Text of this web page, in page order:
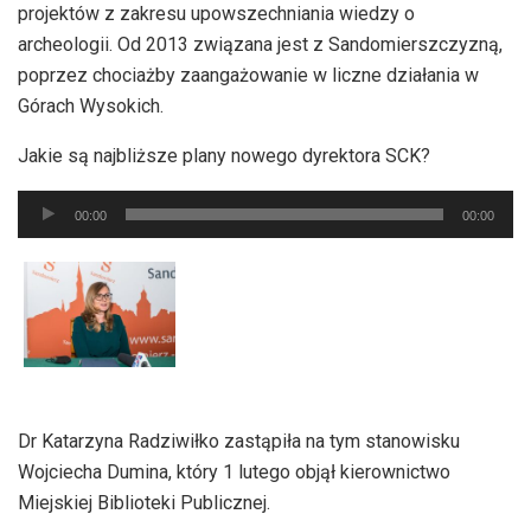
projektów z zakresu upowszechniania wiedzy o
archeologii. Od 2013 związana jest z Sandomierszczyzną,
poprzez chociażby zaangażowanie w liczne działania w
Górach Wysokich.
Jakie są najbliższe plany nowego dyrektora SCK?
Odtwarzacz
plików
dźwiękowych
00:00 00:00
Dr Katarzyna Radziwiłko zastąpiła na tym stanowisku
Wojciecha Dumina, który 1 lutego objął kierownictwo
Miejskiej Biblioteki Publicznej.